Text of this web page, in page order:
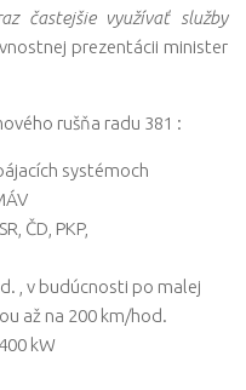
častejšie využívať služby
prezentácii minister
rušňa radu 381 :
systémoch
ČD, PKP,
, v budúcnosti po malej
až na 200 km/hod.
kW